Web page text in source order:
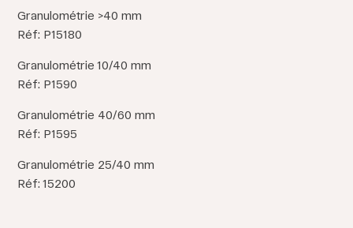
Granulométrie >40 mm
Réf: P15180
Granulométrie 10/40 mm
Réf: P1590
Granulométrie 40/60 mm
Réf: P1595
Granulométrie 25/40 mm
Réf: 15200